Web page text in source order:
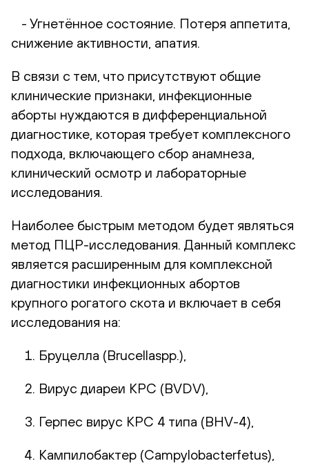
- Угнетённое состояние. Потеря аппетита,
снижение активности, апатия.
В связи с тем, что присутствуют общие
клинические признаки, инфекционные
аборты нуждаются в дифференциальной
диагностике, которая требует комплексного
подхода, включающего сбор анамнеза,
клинический осмотр и лабораторные
исследования.
Наиболее быстрым методом будет являться
метод ПЦР-исследования. Данный комплекс
является расширенным для комплексной
диагностики инфекционных абортов
крупного рогатого скота и включает в себя
исследования на:
Бруцелла (Brucellaspp.),
Вирус диареи КРС (BVDV),
Герпес вирус КРС 4 типа (BHV-4),
Кампилобактер (Campylobacterfetus),